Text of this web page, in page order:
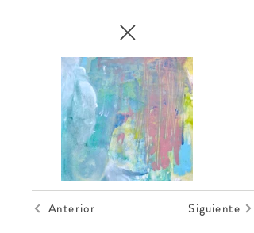
Anterior Siguiente